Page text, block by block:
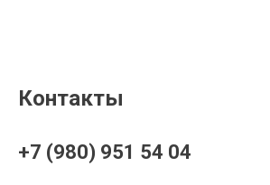
Контакты
+7 (980) 951 54 04